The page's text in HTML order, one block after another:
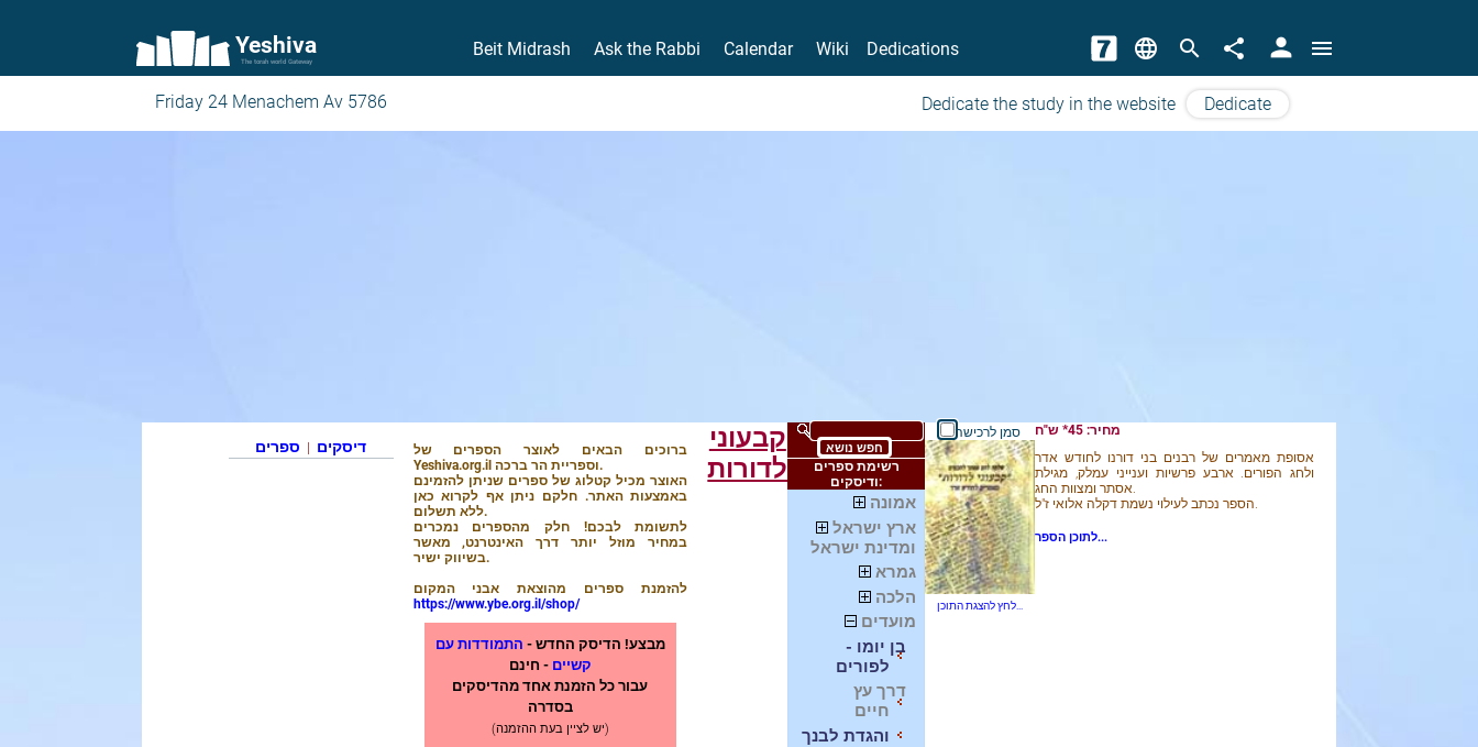
Yeshiva
The torah world Gateway
Beit Midrash Ask the Rabbi Calendar Wiki Dedications language search share person menu
Friday 24 Menachem Av 5786 Dedicate the study in the website Dedicate
ספרים | דיסקים
ברוכים הבאים לאוצר הספרים של
Yeshiva.org.il וספריית הר ברכה.
האוצר מכיל קטלוג של ספרים שניתן להזמינם
באמצעות האתר. חלקם ניתן אף לקרוא כאן
ללא תשלום.
לתשומת לבכם! חלק מהספרים נמכרים
במחיר מוזל יותר דרך האינטרנט, מאשר
בשיווק ישיר.
להזמנת ספרים מהוצאת אבני המקום
https://www.ybe.org.il/shop/
מבצע! הדיסק החדש - התמודדות עם
קשיים - חינם
עבור כל הזמנת אחד מהדיסקים
בסדרה
(יש לציין בעת ההזמנה)
קבעוני
לדורות
רשימת ספרים
ודיסקים:
אמונה
ארץ ישראל
ומדינת ישראל
גמרא
הלכה
מועדים
בן יומו -
לפורים
דרך עץ
חיים
והגדת לבנך
סמן לרכישה
מחיר: 45* ש"ח
אסופת מאמרים של רבנים בני דורנו לחודש אדר
ולחג הפורים. ארבע פרשיות וענייני עמלק, מגילת
אסתר ומצוות החג.
הספר נכתב לעילוי נשמת דקלה אלואי ז"ל.
לתוכן הספר ...